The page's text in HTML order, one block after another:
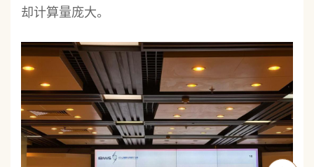
却计算量庞大。